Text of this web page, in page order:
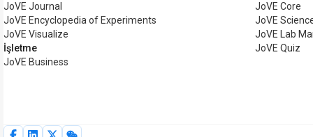
JoVE Journal
JoVE Encyclopedia of Experiments
JoVE Visualize
İşletme
JoVE Business
JoVE Core
JoVE
JoVE Lab
JoVE Quiz